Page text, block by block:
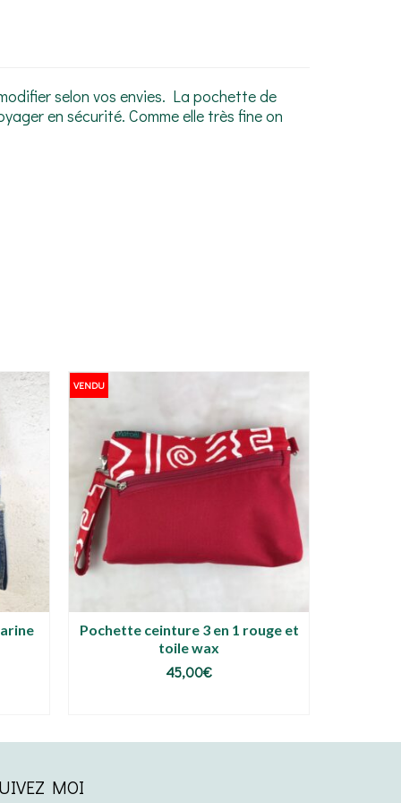
selon vos envies. La pochette de
en sécurité. Comme elle très fine on
VENDU
Pochette ceinture 3 en 1 rouge et
toile wax
45,00€
MOI